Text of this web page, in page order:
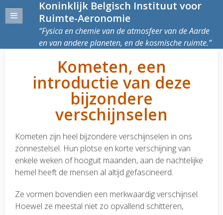
Koninklijk Belgisch Instituut voor
Ruimte-Aeronomie
Fysica en chemie van de atmosfeer van de Aarde
en van andere planeten, en de kosmische ruimte.
Kometen, een
introductie van deze
bijzondere
verschijnselen
Kometen zijn heel bijzondere verschijnselen in ons
zonnestelsel. Hun plotse en korte verschijning van
enkele weken of hooguit maanden, aan de nachtelijke
hemel heeft de mensen al altijd gefascineerd.
Ze vormen bovendien een merkwaardig verschijnsel.
Hoewel ze meestal niet zo opvallend schitteren,